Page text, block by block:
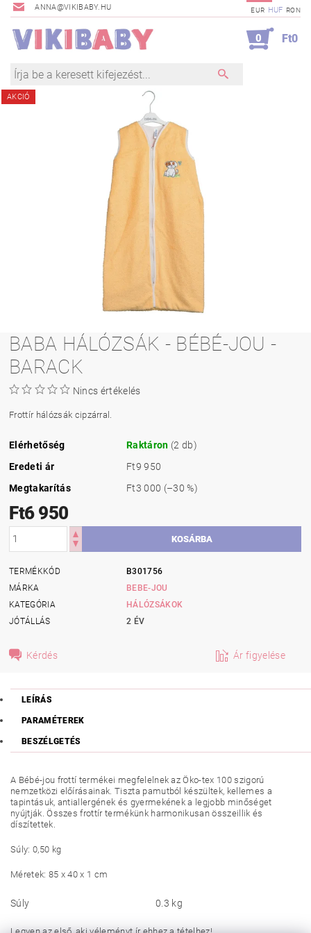
ANNA@VIKIBABY.HU EUR HUF RON
0 Ft0
AKCIÓ
BABA HÁLÓZSÁK - BÉBÉ-JOU -
BARACK
Nincs értékelés
Frottír hálózsák cipzárral.
Elérhetőség Raktáron (2 db)
Eredeti ár
Ft9 950
Megtakarítás
Ft3 000 (–30 %)
Ft6 950
TERMÉKKÓD
B301756
MÁRKA
BEBE-JOU
KATEGÓRIA
HÁLÓZSÁKOK
JÓTÁLLÁS
2 ÉV
Kérdés Ár figyelése
LEÍRÁS
PARAMÉTEREK
BESZÉLGETÉS
A Bébé-jou frottí termékei megfelelnek az Öko-tex 100 szigorú
nemzetközi előírásainak. Tiszta pamutból készültek, kellemes a
tapintásuk, antiallergének és gyermekének a legjobb minőséget
nyújtják. Összes frottír termékünk harmonikusan összeillik és
díszítettek.
Súly: 0,50 kg
Méretek: 85 x 40 x 1 cm
Súly 0.3 kg